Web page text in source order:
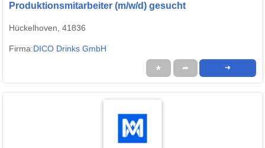
Produktionsmitarbeiter (m/w/d) gesucht
Hückelhoven, 41836
Firma:DICO Drinks GmbH
★ ➦ ➜